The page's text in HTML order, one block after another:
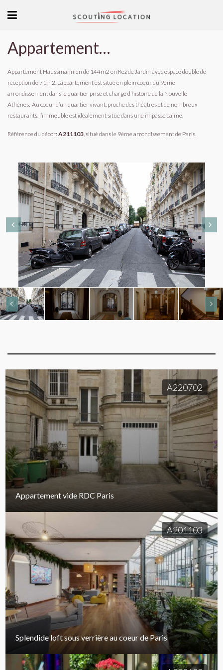
Appartement sur impasse en rez de chaussée
Appartement Haussmannien de 144m2 en Rez de Jardin avec espace double de
réception de 71m2. L’appartement est situé en plein coeur du 9eme
arrondissement dans le quartier prisé et chargé d’histoire de la Nouvelle
Athènes. Au coeur d’un quartier vivant, proche des théâtres et de nombreux
restaurants, l’immeuble est idéalement situé dans une impasse calme.
Référence du décor: A211103, situé dans le 9ème arrondissement de Paris.
A220702
Appartement vide RDC Paris
A201103
Splendide loft sous verrière au coeur de Paris